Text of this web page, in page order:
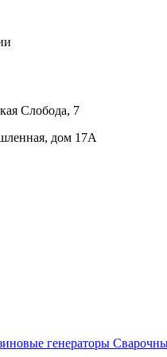
Слобода, 7
дом 17А
генераторы